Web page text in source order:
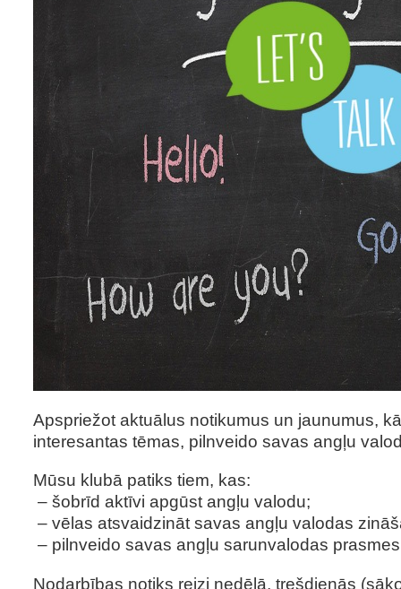
Apspriežot aktuālus notikumus un jaunumus,
interesantas tēmas, pilnveido savas angļu
Mūsu klubā patiks tiem, kas:
– šobrīd aktīvi apgūst angļu valodu;
– vēlas atsvaidzināt savas angļu valodas
– pilnveido savas angļu sarunvalodas
Nodarbības notiks reizi nedēļā, trešdienās